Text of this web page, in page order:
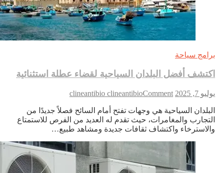
سياحة
أفضل البلدان السياحية لقضاء عطلة استثنائية
7, 2025
clineantibio clineantibioComment
on
أفضل
البلدان
السياحية
عطلة
استثنائية
السياحية هي وجهات تفتح أمام السائح فصلاً جديدًا من
والمغامرات، حيث تقدم له العديد من الفرص للاستمتاع
واكتشاف ثقافات جديدة ومشاهد طبيع…